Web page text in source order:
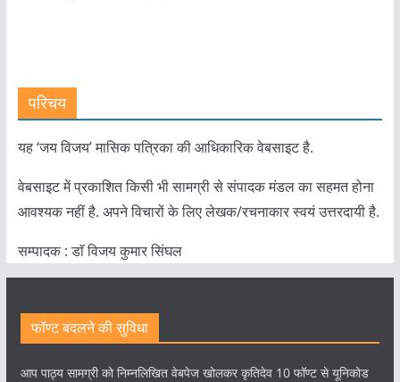
परिचय
यह ‘जय विजय’ मासिक पत्रिका की आधिकारिक वेबसाइट है.
वेबसाइट में प्रकाशित किसी भी सामग्री से संपादक मंडल का सहमत होना
आवश्यक नहीं है. अपने विचारों के लिए लेखक/रचनाकार स्वयं उत्तरदायी है.
सम्पादक : डाॅ विजय कुमार सिंघल
फॉण्ट बदलने की सुविधा
आप पाठ्य सामग्री को निम्नलिखित वेबपेज खोलकर कृतिदेव 10 फॉण्ट से यूनिकोड